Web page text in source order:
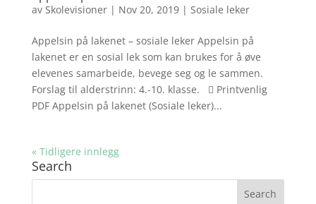
av Skolevisioner| Nov 20, 2019| Sosiale leker
Appelsin på lakenet – sosiale leker Appelsin på
lakenet er en sosial lek som kan brukes for å øve
elevenes samarbeide, bevege seg og le sammen.
Forslag til alderstrinn: 4.-10. klasse.  Printvenlig
PDF Appelsin på lakenet (Sosiale leker)...
« Tidligere innlegg
Search